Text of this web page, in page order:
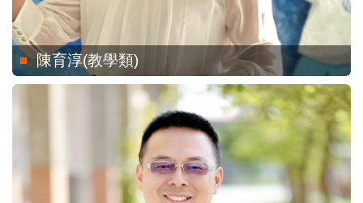
陳育淳(教學類)